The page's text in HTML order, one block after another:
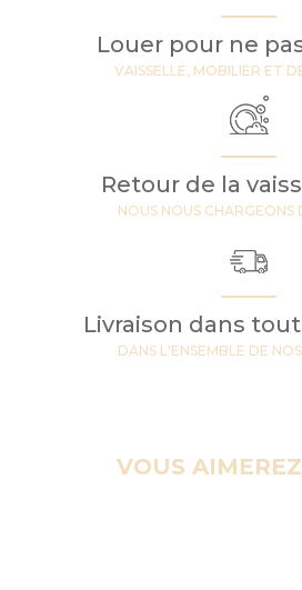
Louer pour ne
VAISSELLE, MOBILIER ET
Retour de la
NOUS NOUS CHARGEONS
Livraison dans
DANS L'ENSEMBLE DE
VOUS